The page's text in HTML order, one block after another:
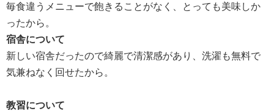
毎食違うメニューで飽きることがなく、とっても美味しか
ったから。
宿舎について
新しい宿舎だったので綺麗で清潔感があり、洗濯も無料で
気兼ねなく回せたから。
教習について